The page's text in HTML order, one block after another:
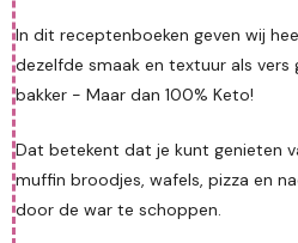
In dit receptenboeken geven wij
dezelfde smaak en textuur als vers
bakker - Maar dan 100% Keto!
Dat betekent dat je kunt genieten
muffin broodjes, wafels, pizza en
door de war te schoppen.